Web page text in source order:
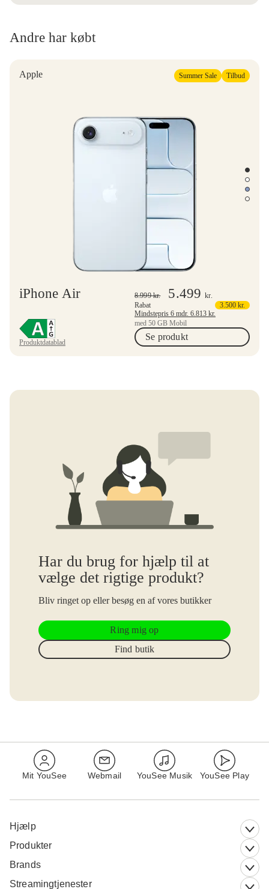
Andre har købt
Apple Summer Sale Tilbud
iPhone Air
Produktdatablad
8.999kr. 5.499kr.
Rabat
3.500 kr.
Mindstepris 6 mdr. 6.813 kr.
med 50 GB Mobil
Se produkt
Har du brug for hjælp til at
vælge det rigtige produkt?
Bliv ringet op eller besøg en af vores butikker
Ring mig op
Find butik
Mit YouSee Webmail YouSee Musik YouSee Play
Hjælp
Produkter
Brands
Streamingtjenester